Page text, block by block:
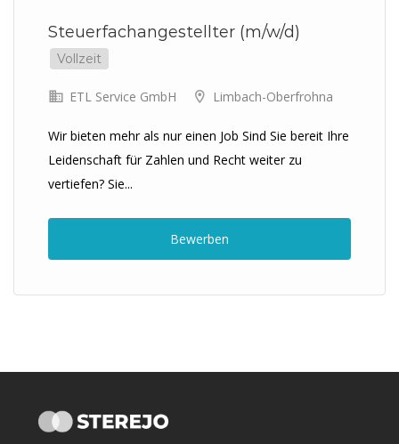
Steuerfachangestellter (m/w/d)
Vollzeit
ETL Service GmbH Limbach-Oberfrohna
Wir bieten mehr als nur einen Job Sind Sie bereit Ihre
Leidenschaft für Zahlen und Recht weiter zu
vertiefen? Sie...
Bewerben